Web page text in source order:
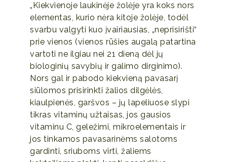
„Kiekvienoje laukinėje žolėje yra koks nors
elementas, kurio nėra kitoje žolėje, todėl
svarbu valgyti kuo įvairiausias, „neprisirišti“
prie vienos (vienos rūšies augalą patartina
vartoti ne ilgiau nei 21 dieną dėl jų
biologinių savybių ir galimo dirginimo).
Nors gal ir pabodo kiekvieną pavasarį
siūlomos prisirinkti žalios dilgėlės,
kiaulpienės, garšvos – jų lapeliuose slypi
tikras vitaminų užtaisas, jos gausios
vitaminu C, geležimi, mikroelementais ir
jos tinkamos pavasarinėms salotoms
gardinti, sriuboms virti, žaliems